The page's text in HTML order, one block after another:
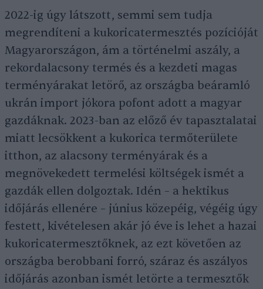
2022-ig úgy látszott, semmi sem tudja
megrendíteni a kukoricatermesztés pozícióját
Magyarországon, ám a történelmi aszály, a
rekordalacsony termés és a kezdeti magas
terményárakat letörő, az országba beáramló
ukrán import jókora pofont adott a magyar
gazdáknak. 2023-ban az előző év tapasztalatai
miatt lecsökkent a kukorica termőterülete
itthon, az alacsony terményárak és a
megnövekedett termelési költségek ismét a
gazdák ellen dolgoztak. Idén – a hektikus
időjárás ellenére – június közepéig, végéig úgy
festett, kivételesen akár jó éve is lehet a hazai
kukoricatermesztőknek, az ezt követően az
országba berobbani forró, száraz és aszályos
időjárás azonban ismét letörte a termesztők